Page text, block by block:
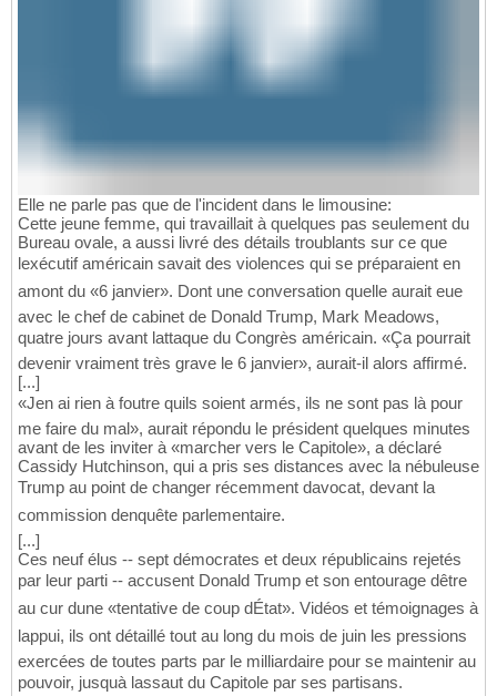
Elle ne parle pas que de l'incident dans le limousine:
Cette jeune femme, qui travaillait à quelques pas seulement du
Bureau ovale, a aussi livré des détails troublants sur ce que
lexécutif américain savait des violences qui se préparaient en
amont du «6 janvier». Dont une conversation quelle aurait eue
avec le chef de cabinet de Donald Trump, Mark Meadows,
quatre jours avant lattaque du Congrès américain. «Ça pourrait
devenir vraiment très grave le 6 janvier», aurait-il alors affirmé.
[...]
«Jen ai rien à foutre quils soient armés, ils ne sont pas là pour
me faire du mal», aurait répondu le président quelques minutes
avant de les inviter à «marcher vers le Capitole», a déclaré
Cassidy Hutchinson, qui a pris ses distances avec la nébuleuse
Trump au point de changer récemment davocat, devant la
commission denquête parlementaire.
[...]
Ces neuf élus -- sept démocrates et deux républicains rejetés
par leur parti -- accusent Donald Trump et son entourage dêtre
au cur dune «tentative de coup dÉtat». Vidéos et témoignages à
lappui, ils ont détaillé tout au long du mois de juin les pressions
exercées de toutes parts par le milliardaire pour se maintenir au
pouvoir, jusquà lassaut du Capitole par ses partisans.